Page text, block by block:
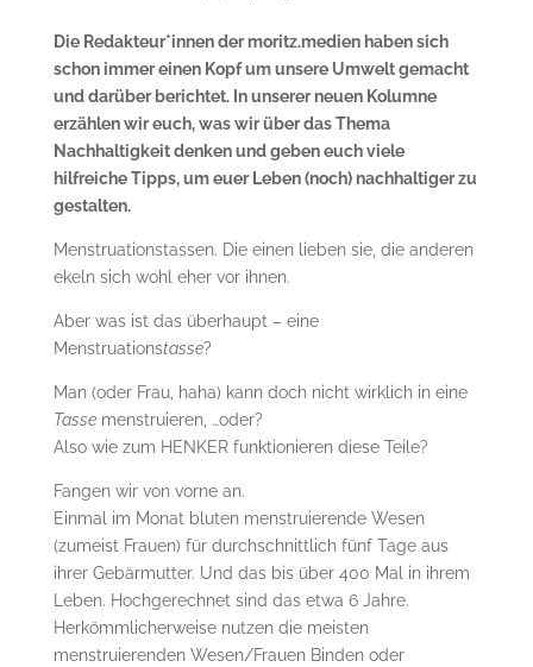
Die Redakteur*innen der moritz.medien haben sich
schon immer einen Kopf um unsere Umwelt gemacht
und darüber berichtet. In unserer neuen Kolumne
erzählen wir euch, was wir über das Thema
Nachhaltigkeit denken und geben euch viele
hilfreiche Tipps, um euer Leben (noch) nachhaltiger zu
gestalten.
Menstruationstassen. Die einen lieben sie, die anderen
ekeln sich wohl eher vor ihnen.
Aber was ist das überhaupt – eine
Menstruationstasse?
Man (oder Frau, haha) kann doch nicht wirklich in eine
Tassemenstruieren, …oder?
Also wie zum HENKER funktionieren diese Teile?
Fangen wir von vorne an.
Einmal im Monat bluten menstruierende Wesen
(zumeist Frauen) für durchschnittlich fünf Tage aus
ihrer Gebärmutter. Und das bis über 400 Mal in ihrem
Leben. Hochgerechnet sind das etwa 6 Jahre.
Herkömmlicherweise nutzen die meisten
menstruierenden Wesen/Frauen Binden oder